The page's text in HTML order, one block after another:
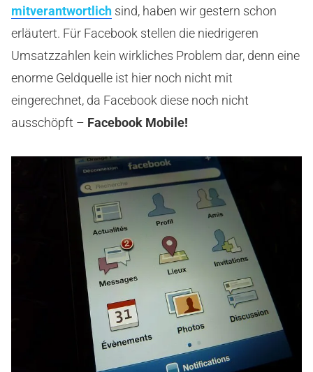
mitverantwortlich sind, haben wir gestern schon
erläutert. Für Facebook stellen die niedrigeren
Umsatzzahlen kein wirkliches Problem dar, denn eine
enorme Geldquelle ist hier noch nicht mit
eingerechnet, da Facebook diese noch nicht
ausschöpft – Facebook Mobile!